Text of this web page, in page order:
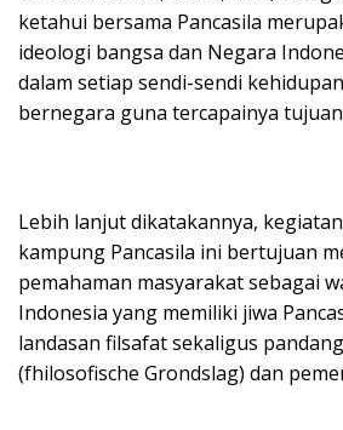
ketahui bersama Pancasila
ideologi bangsa dan Negara
dalam setiap sendi-sendi
bernegara guna tercapainya
Lebih lanjut dikatakannya,
kampung Pancasila ini bertujuan
pemahaman masyarakat sebagai
Indonesia yang memiliki jiwa
landasan filsafat sekaligus
(fhilosofische Grondslag) dan